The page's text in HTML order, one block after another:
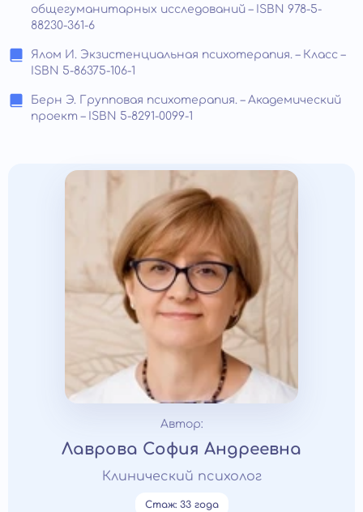
общегуманитарных исследований – ISBN 978-5-
88230-361-6
Ялом И. Экзистенциальная психотерапия. – Класс –
ISBN 5-86375-106-1
Берн Э. Групповая психотерапия. – Академический
проект – ISBN 5-8291-0099-1
Автор:
Лаврова София Андреевна
Клинический психолог
Стаж: 33 года